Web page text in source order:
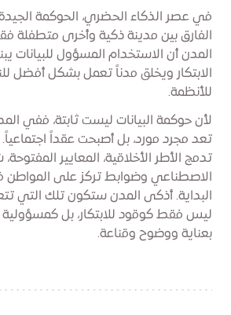
في عصر الذكاء الحضري، الحوكمة
الفارق بين مدينة ذكية وأخرى متطفلة
المدن أن الاستخدام المسؤول للبيانات
الابتكار ويخلق مدناً تعمل بشكل أفضل
للأنظمة.
لأن حوكمة البيانات ليست ثابتة، ففي
تعد مجرد مورد، بل أصبحت عقداً
تدمج الأطر الأخلاقية، المعايير
الاصطناعي وضوابط تركز على المواطن
البداية. أذكى المدن ستكون تلك التي
ليس فقط كوقود للابتكار، بل
بعناية ووضوح وقناعة.